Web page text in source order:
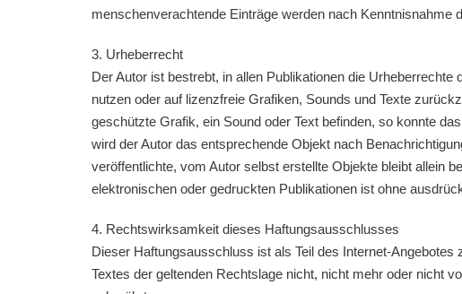
menschenverachtende Einträge werden nach Kenntnisnahme
3. Urheberrecht
Der Autor ist bestrebt, in allen Publikationen die
nutzen oder auf lizenzfreie Grafiken, Sounds und Texte
geschützte Grafik, ein Sound oder Text befinden, so konnte
wird der Autor das entsprechende Objekt nach
veröffentlichte, vom Autor selbst erstellte Objekte bleibt allein
elektronischen oder gedruckten Publikationen ist ohne
4. Rechtswirksamkeit dieses Haftungsausschlusses
Dieser Haftungsausschluss ist als Teil des Internet-
Textes der geltenden Rechtslage nicht, nicht mehr oder nicht